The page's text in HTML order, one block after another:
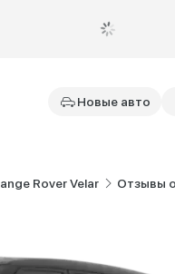
Новые авто
Rover Velar Отзывы о